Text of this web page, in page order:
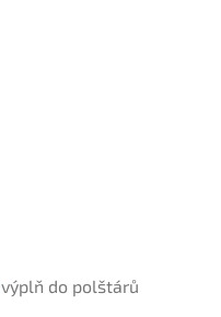
výplň do polštárů